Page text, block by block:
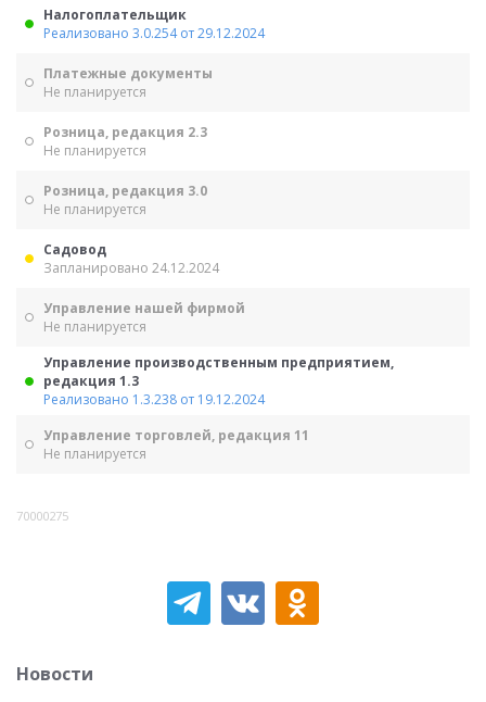
Налогоплательщик
Реализовано 3.0.254 от 29.12.2024
Платежные документы
Не планируется
Розница, редакция 2.3
Не планируется
Розница, редакция 3.0
Не планируется
Садовод
Запланировано 24.12.2024
Управление нашей фирмой
Не планируется
Управление производственным предприятием,
редакция 1.3
Реализовано 1.3.238 от 19.12.2024
Управление торговлей, редакция 11
Не планируется
70000275
Новости